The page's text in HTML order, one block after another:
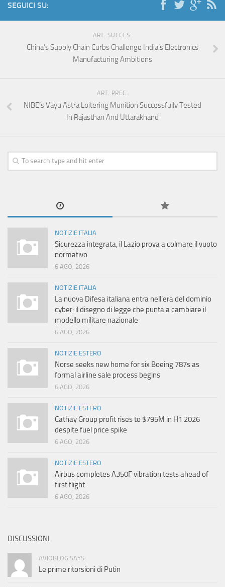
SEGUICI SU:
ART. SUCCES.
China’s Supply Chain Curbs Challenge India’s Electronics
Manufacturing Ambitions
ART. PREC.
NIBE’s Vayu Astra Loitering Munition Successfully Tested
In Rajasthan And Uttarakhand
NOTIZIE ITALIA
Sicurezza integrata, il Lazio prova a colmare il vuoto
normativo
6 AGO, 2026
NOTIZIE ITALIA
La nuova Difesa italiana entra nell’era del dominio
cyber: il disegno di legge che punta a cambiare il
modello militare nazionale
6 AGO, 2026
NOTIZIE ESTERO
Norse seeks new home for six Boeing 787s as
formal airline sale process begins
6 AGO, 2026
NOTIZIE ESTERO
Cathay Group profit rises to $795M in H1 2026
despite fuel price spike
6 AGO, 2026
NOTIZIE ESTERO
Airbus completes A350F vibration tests ahead of
first flight
6 AGO, 2026
DISCUSSIONI
AVIOBLOG SAYS:
Le prime ritorsioni di Putin